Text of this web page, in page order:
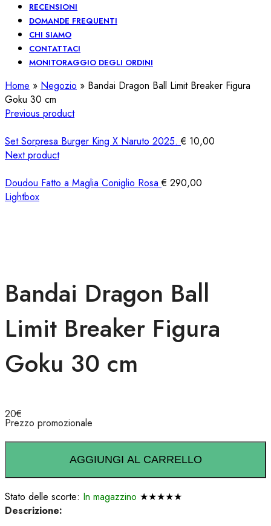
RECENSIONI
DOMANDE FREQUENTI
CHI SIAMO
CONTATTACI
MONITORAGGIO DEGLI ORDINI
Home » Negozio » Bandai Dragon Ball Limit Breaker Figura
Goku 30 cm
Previous product
Set Sorpresa Burger King X Naruto 2025.€ 10,00
Next product
Doudou Fatto a Maglia Coniglio Rosa€ 290,00
Lightbox
Bandai Dragon Ball
Limit Breaker Figura
Goku 30 cm
20€
Prezzo promozionale
AGGIUNGI AL CARRELLO
Stato delle scorte: In magazzino ★★★★★
Descrizione: